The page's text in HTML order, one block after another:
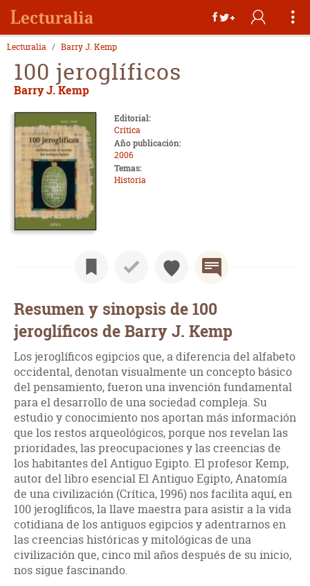
Lecturalia Barry J. Kemp
100 jeroglíficos
Barry J. Kemp
Editorial:
Crítica
Año publicación:
2006
Temas:
Historia
Resumen y sinopsis de 100
jeroglíficos de Barry J. Kemp
Los jeroglíficos egipcios que, a diferencia del alfabeto
occidental, denotan visualmente un concepto básico
del pensamiento, fueron una invención fundamental
para el desarrollo de una sociedad compleja. Su
estudio y conocimiento nos aportan más información
que los restos arqueológicos, porque nos revelan las
prioridades, las preocupaciones y las creencias de
los habitantes del Antiguo Egipto. El profesor Kemp,
autor del libro esencial El Antiguo Egipto, Anatomía
de una civilización (Crítica, 1996) nos facilita aquí, en
100 jeroglíficos, la llave maestra para asistir a la vida
cotidiana de los antiguos egipcios y adentrarnos en
las creencias históricas y mitológicas de una
civilización que, cinco mil años después de su inicio,
nos sigue fascinando.